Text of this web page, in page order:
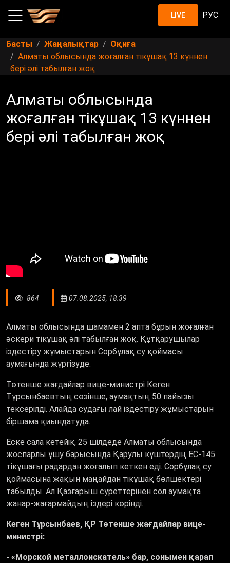
LIVE РУС
Басты Жаңалықтар
Оқиға
Алматы облысында жоғалған тікұшақ 13 күннен
бері әлі табылған жоқ
Алматы облысында
жоғалған тікұшақ 13 күннен
бері әлі табылған жоқ
864 07.08.2025, 18:39
Алматы облысында шамамен 2 апта бұрын жоғалған
әскери тікұшақ әлі табылған жоқ. Құтқарушылар
іздестіру жұмыстарын Сорбұлақ су қоймасы
аумағында жүргізуде.
Төтенше жағдайлар вице-министрі Кеген
Тұрсынбаевтың сөзінше, аумақтың 50 пайызы
тексерілді. Алайда судағы лай іздестіру жұмыстарын
біршама қиындатуда.
Еске сала кетейік, 25 шілдеде Алматы облысында
жоспарлы ұшу барысында Қарулы күштердің EC-145
тікұшағы радардан жоғалып кеткен еді. Сорбұлақ су
қоймасына жақын маңайдан тікұшақ бөлшектері
табылды. Ал Қазғарыш суреттерінен сол аумақта
жанар-жағармайдың іздері көрінді.
Кеген Тұрсынбаев, ҚР Төтенше жағдайлар вице-
министрі:
- «Морской металлоискатель» бар, сонымен қарап